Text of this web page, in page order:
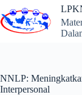
to
content
NNLP:
Interpersonal